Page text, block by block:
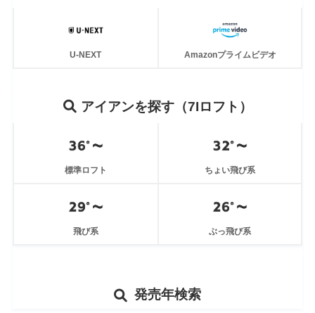
U-NEXT Amazonプライムビデオ
アイアンを探す（7Iロフト）
標準ロフト ちょい飛び系
飛び系 ぶっ飛び系
発売年検索